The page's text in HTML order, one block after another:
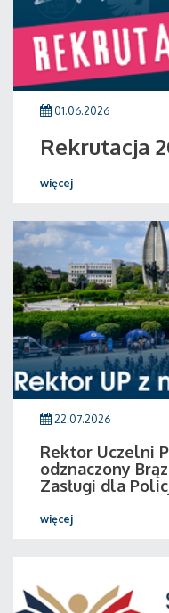
01.06.2026
Rekrutacja
więcej
22.07.2026
Rektor Uczelni
odznaczony
Zasługi dla
więcej